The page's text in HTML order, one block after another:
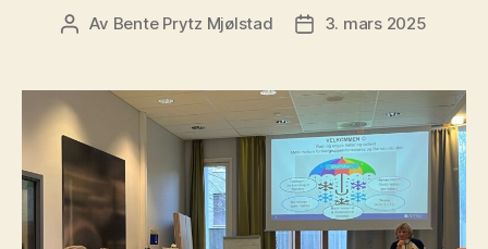
Innleggsforfatter
Av Bente Prytz Mjølstad Publiseringsdato
3. mars 2025